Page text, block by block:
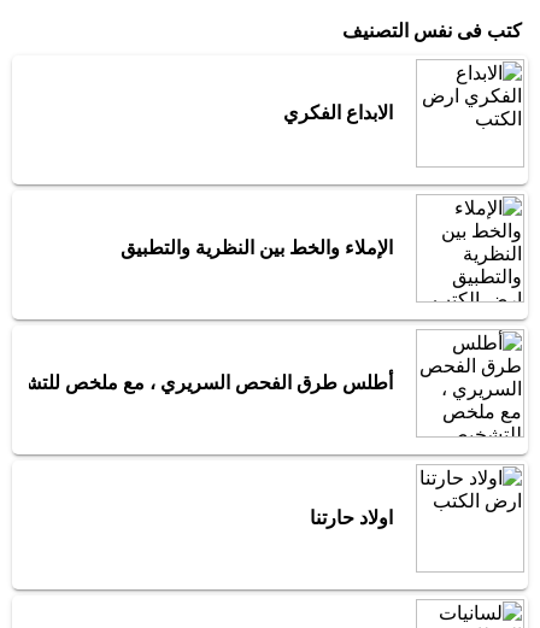
كتب فى نفس التصنيف
الابداع الفكري
الإملاء والخط بين النظرية والتطبيق
أطلس طرق الفحص السريري ، مع ملخص للتشخيص
اولاد حارتنا